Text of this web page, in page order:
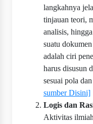
langkahnya
tinjauan teori,
analisis,
suatu
adalah ciri
harus disusun
sesuai pola
sumber Disini]
Logis dan
Aktivitas